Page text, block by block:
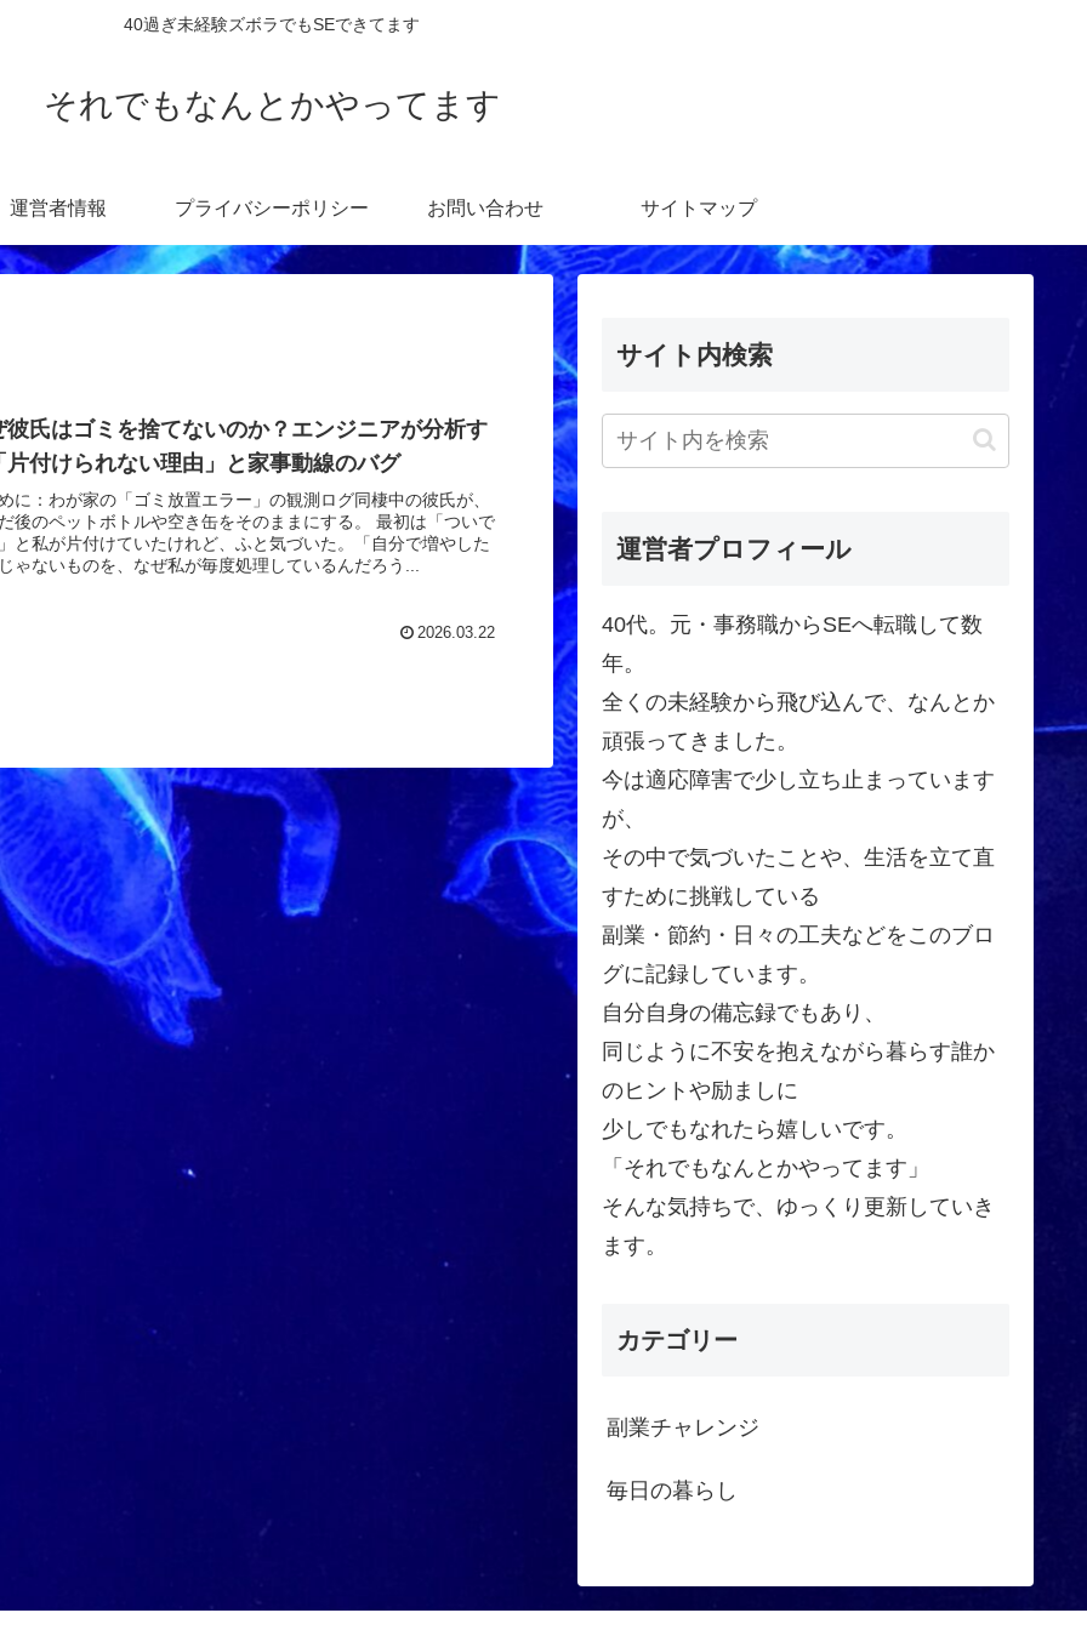
40過ぎ未経験ズボラでもSEできてます
それでもなんとかやってます
運営者情報 プライバシーポリシー お問い合わせ サイトマップ
彼氏はゴミを捨てないのか？エンジニアが分析す
片付けられない理由」と家事動線のバグ
に：わが家の「ゴミ放置エラー」の観測ログ同棲中の彼氏が、
後のペットボトルや空き缶をそのままにする。 最初は「ついで
と私が片付けていたけれど、ふと気づいた。「自分で増やした
ゃないものを、なぜ私が毎度処理しているんだろう...
2026.03.22
サイト内検索
運営者プロフィール
40代。元・事務職からSEへ転職して数
年。
全くの未経験から飛び込んで、なんとか
頑張ってきました。
今は適応障害で少し立ち止まっています
が、
その中で気づいたことや、生活を立て直
すために挑戦している
副業・節約・日々の工夫などをこのブロ
グに記録しています。
自分自身の備忘録でもあり、
同じように不安を抱えながら暮らす誰か
のヒントや励ましに
少しでもなれたら嬉しいです。
「それでもなんとかやってます」
そんな気持ちで、ゆっくり更新していき
ます。
カテゴリー
副業チャレンジ
毎日の暮らし